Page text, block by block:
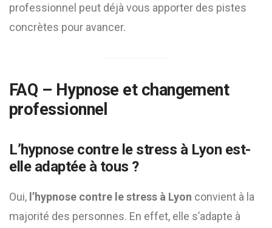
professionnel peut déjà vous apporter des pistes
concrètes pour avancer.
FAQ – Hypnose et changement
professionnel
L’hypnose contre le stress à Lyon est-
elle adaptée à tous ?
Oui, l’hypnose contre le stress à Lyon convient à la
majorité des personnes. En effet, elle s’adapte à